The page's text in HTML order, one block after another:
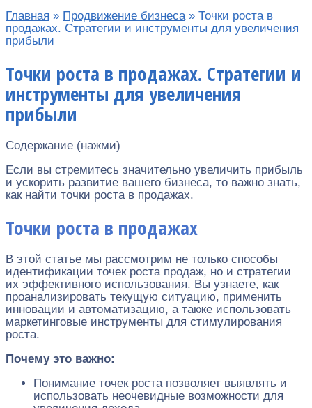
Главная » Продвижение бизнеса » Точки роста в
продажах. Стратегии и инструменты для увеличения
прибыли
Точки роста в продажах. Стратегии и
инструменты для увеличения
прибыли
Содержание (нажми)
Если вы стремитесь значительно увеличить прибыль
и ускорить развитие вашего бизнеса, то важно знать,
как найти точки роста в продажах.
Точки роста в продажах
В этой статье мы рассмотрим не только способы
идентификации точек роста продаж, но и стратегии
их эффективного использования. Вы узнаете, как
проанализировать текущую ситуацию, применить
инновации и автоматизацию, а также использовать
маркетинговые инструменты для стимулирования
роста.
Почему это важно:
Понимание точек роста позволяет выявлять и
использовать неочевидные возможности для